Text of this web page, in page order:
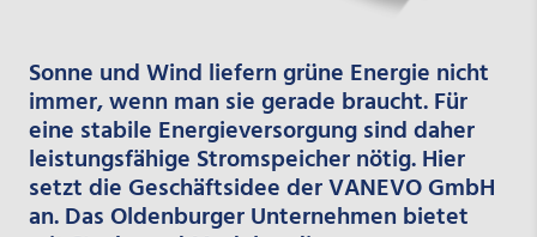
Sonne und Wind liefern grüne Energie nicht
immer, wenn man sie gerade braucht. Für
eine stabile Energieversorgung sind daher
leistungsfähige Stromspeicher nötig. Hier
setzt die Geschäftsidee der VANEVO GmbH
an. Das Oldenburger Unternehmen bietet